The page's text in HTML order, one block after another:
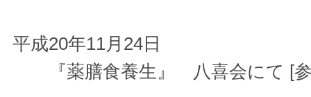
平成20年11月24日
『薬膳食養生』 八喜会にて [参